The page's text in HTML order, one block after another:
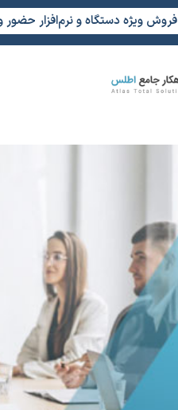
فروش ویژه دستگاه و نرم‌افزار حضور